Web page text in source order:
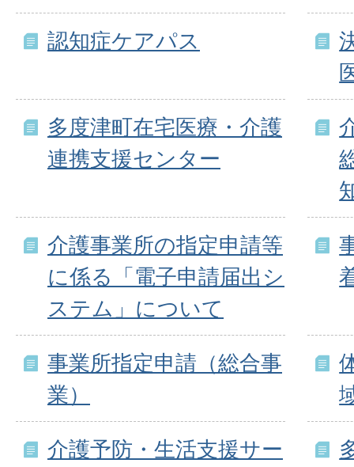
認知症ケアパス
多度津町在宅医療・介護
連携支援センター
介護事業所の指定申請等
に係る「電子申請届出シ
ステム」について
事業所指定申請（総合事
業）
介護予防・生活支援サー